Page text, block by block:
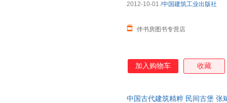
伴书房图书专营店
2012-10-01 /中国建筑工业出版社
加入购物车 收藏
中国古代建筑精粹 民间古堡 张